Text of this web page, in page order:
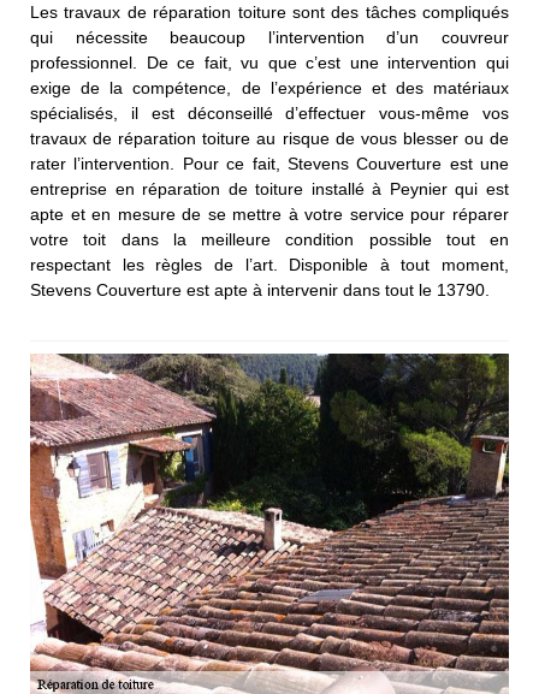
Les travaux de réparation toiture sont des tâches compliqués
qui nécessite beaucoup l’intervention d’un couvreur
professionnel. De ce fait, vu que c’est une intervention qui
exige de la compétence, de l’expérience et des matériaux
spécialisés, il est déconseillé d’effectuer vous-même vos
travaux de réparation toiture au risque de vous blesser ou de
rater l’intervention. Pour ce fait, Stevens Couverture est une
entreprise en réparation de toiture installé à Peynier qui est
apte et en mesure de se mettre à votre service pour réparer
votre toit dans la meilleure condition possible tout en
respectant les règles de l’art. Disponible à tout moment,
Stevens Couverture est apte à intervenir dans tout le 13790.